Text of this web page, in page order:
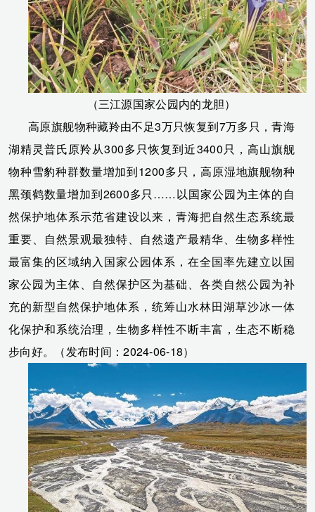
（三江源国家公园内的龙胆）
高原旗舰物种藏羚由不足3万只恢复到7万多只，青海
湖精灵普氏原羚从300多只恢复到近3400只，高山旗舰
物种雪豹种群数量增加到1200多只，高原湿地旗舰物种
黑颈鹤数量增加到2600多只……以国家公园为主体的自
然保护地体系示范省建设以来，青海把自然生态系统最
重要、自然景观最独特、自然遗产最精华、生物多样性
最富集的区域纳入国家公园体系，在全国率先建立以国
家公园为主体、自然保护区为基础、各类自然公园为补
充的新型自然保护地体系，统筹山水林田湖草沙冰一体
化保护和系统治理，生物多样性不断丰富，生态不断稳
步向好。（发布时间：2024-06-18）